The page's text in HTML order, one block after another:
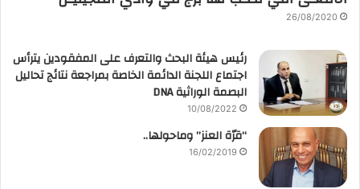
26/08/2020
رئيس هيئة البحث والتعرف على المفقودين يترأس
اجتماع اللجنة الدائمة الخاصة بمراجعة نتائج تحاليل
البصمة الوراثية DNA
10/08/2022
“قرّة العنز” وماحولها..
16/02/2019